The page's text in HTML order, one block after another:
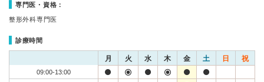
専門医・資格：
整形外科専門医
診療時間
月 火 水 木 金 土 日 祝
09:00-13:00